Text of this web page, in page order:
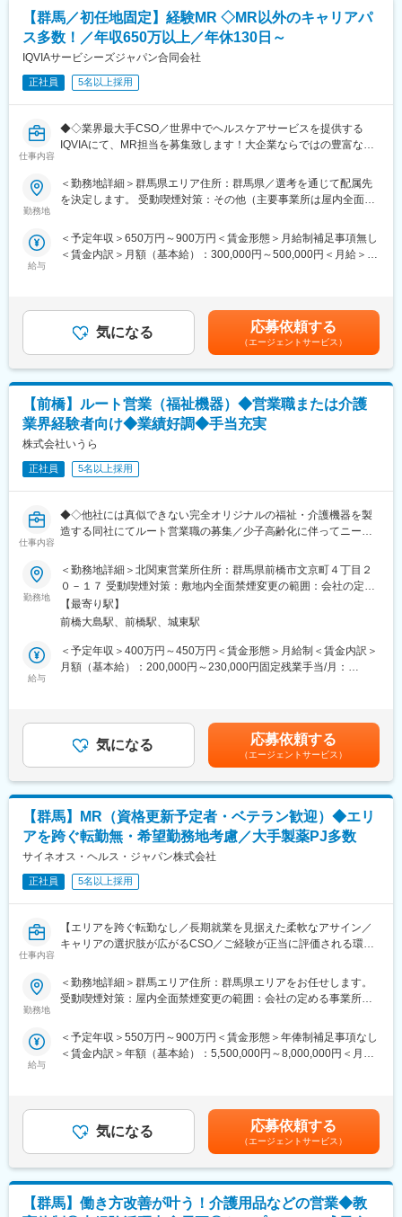
ご利用者様の“当たり前の日常”を守ります。
最初は必ず先輩が同行。
一人で任せることはありませんのでご安心ください。
残業はほぼないので、定時に帰ることが可能です。（残業時間月
30分程度）
■研修制度
・各事業所の座学・実技研修、年次に応じたフォローアップ研修
に加え、キャリア志向の社員に向けた管理職育成研修など多様な
・キャリアアップに必要な資格は1~3年目にかけて取得が可能で
す。
面的にバックアップいたします。
・3年目以降：介護福祉士取得。現場リーダーやサービス提供責任
者へ。
・5年目以降：計画作成担当やケアマネージャーなど、専門職とし
■1日のスケジュール（例）
8：00 事業所へ出勤、訪問先の確認と準備
9：00 A様宅 デイサービスの送り出し
10：30 B様宅 掃除・洗濯
12：00 お昼休憩（事業所内でも外でもOK）
13：30 C様宅 入浴介助
15：00 D様宅 排泄介助・掃除
16：00 E様宅 買い物代行
17：00 管理者へ1日の報告、帰宅
■当社について
年齢や経験は問わず興味を持っていただいた方とは全員と面接を
させていただいております。会社説明会を随時開催しております
【群馬／初任地固定】経験MR ◇MR以外のキャリアパ
ス多数！／年収650万以上／年休130日～
IQVIAサービシーズジャパン合同会社
正社員 5名以上採用
仕事内容
◆◇業界最大手CSO／世界中でヘルスケアサービスを提供する
IQVIAにて、MR担当を募集致します！大企業ならではの豊富なキ
【具体的な業務詳細】
いただきます。
・担当エリアの訪問医療施設のターゲティング、担当医療施設へ
・医療従事者向けの説明会の企画・実施、医師同士のコミュニケ
ーション推進のための研究会・勉強会の立ち上げ、講演会の企
画・運営 等
※勤務地については、選考内で希望を伺ったうえで決定します。
＼IQVIAでMRとして働く魅力／
（１）充実の待遇：同業他社の中でも平均給与の高さや非課税の
日当の支給の他、退職金や団体保険制度、単身赴任手当や月1回の
帰省交通費の支給など福利厚生が充実しており、長期就業される
社員が多いのも特徴です。
公募制度も充実しておりますので、IQVIAが展開している他の事業
部への異動も可能です。
事担当者などの管理部門など
（３）手厚い研修体制でスキルアップができます：製品研修、ス
キル研修、学術研修と、国内最大手だからこそ仕事に必要な知識
やスキルをしっかりと身に付けられる研修制度があります。MRと
してのスキルのみならず、データ分析、マーケティングなど多角
的にヘルスケアのプロフェッショナル人材を育成する研修制度を
整備しています。
プロモーションに携わり、市場を流通するほぼすべての医薬品に
関与しています
・日本においても業界トップシェアを誇り、常時100以上のPJが
変更の範囲：会社の定める業務
勤務地
＜勤務地詳細＞群馬県エリア住所：群馬県／選考を通じて配属先
を決定します。 受動喫煙対策：その他（主要事業所は屋内全面禁
給与
＜予定年収＞650万円～900万円＜賃金形態＞月給制補足事項無し
＜賃金内訳＞月額（基本給）：300,000円～500,000円＜月給＞
ジェクト稼働手当(35,000円)、外勤日当（1日1,500円／外勤3.5時
間以上）■変動賞与制（6月・12月・3月）※平均実績6ヶ月分■イン
センティブ：3月（対象者）賃金はあくまでも目安の金額であり、
選考を通じて上下する可能性があります。月給(月額)は固定手当を
含めた表記です。
気になる 応募依頼する
（エージェントサービス）
【前橋】ルート営業（福祉機器）◆営業職または介護
業界経験者向け◆業績好調◆手当充実
株式会社いうら
正社員 5名以上採用
仕事内容
◆◇他社には真似できない完全オリジナルの福祉・介護機器を製
造する同社にてルート営業職の募集／少子高齢化に伴ってニーズ
■業務内容【変更の範囲：なし】
当社の営業職として、車椅子やストレッチャー等福祉機器の営業
をお任せします。
顧客は福祉機器のレンタル会社や販売会社で既存の取引がある企
業に対しての営業活動です。
営業として顧客の要望をしっかりヒアリングすることがとても重
◎「ノルマ」ではなく「目標」を個人・チームで目指していただ
きます。個人プレーではなく、チームワークを大切にできる方に
ただきます。直行直帰可能、出張はほとんど御座いません。
＝求人のPOINT＝
【社会貢献性の高い商品】当社の商品は介護される方・介護する
方、双方にやさしいオリジナルの福祉機器です。（例：ご利用者
の方がお一人で乗りかえできる車椅子や、入浴介助が驚くほど簡
単操作で行える入浴リフト等）介護がずっと楽になり、より快適
で安心便利になる価値ある商材ですので、自信をもって提案がで
きます。
【仕事もプライベートも充実】残業は月25h程、平均有給取得日
【未経験の方も安心の研修体制】入社後は座学を含む2週間～数カ
月の研修をご準備しています。座学だけでなく製造部での研修も
配属後もOJTで先輩社員がサポートするので、安心して業務に取
り組むことができます。
高い技術力を誇っています。
他社には真似できない完全オリジナルの福祉・介護機器を製造し
・非接触で入浴介助ができる入力機器
・自宅の階段や段差で使用できる昇降機
・要介護者を背負ってトイレまでの移動をサポートする排泄サポ
勤務地
＜勤務地詳細＞北関東営業所住所：群馬県前橋市文京町４丁目２
０－１７ 受動喫煙対策：敷地内全面禁煙変更の範囲：会社の定め
る事業所
【最寄り駅】
前橋大島駅、前橋駅、城東駅
給与
＜予定年収＞400万円～450万円＜賃金形態＞月給制＜賃金内訳＞
月額（基本給）：200,000円～230,000円固定残業手当/月：
定年収は諸手当含む・予定年収は年齢・経験・能力等を考慮の上
決定・賞与あり（前年度実績：年2回、合計5.00ヶ月分） ・昇給
あり：1月あたり5.00%（前年度実績）・皆勤手当（7,000円）・
地域手当（扶養の有無により最大35,000円支給）賃金はあくまで
も目安の金額であり、選考を通じて上下する可能性があります。
月給(月額)は固定手当を含めた表記です。
気になる 応募依頼する
（エージェントサービス）
【群馬】MR（資格更新予定者・ベテラン歓迎）◆エリ
アを跨ぐ転勤無・希望勤務地考慮／大手製薬PJ多数
サイネオス・ヘルス・ジャパン株式会社
正社員 5名以上採用
仕事内容
【エリアを跨ぐ転勤なし／長期就業を見据えた柔軟なアサイン／
キャリアの選択肢が広がるCSO／ご経験が正当に評価される環
【はじめに】
～50代まで幅広く活躍しており、長期就業も叶う環境です。
医師、薬剤師に課題解決するための医薬品情報を提供、副作用情
報を収集を行っていただきます。
《具体的には...》
■新薬のプロモーション
■長期収載品の市場拡大
勤務地
＜勤務地詳細＞群馬エリア住所：群馬県エリアをお任せします。
受動喫煙対策：屋内全面禁煙変更の範囲：会社の定める事業所
給与
＜予定年収＞550万円～900万円＜賃金形態＞年俸制補足事項なし
＜賃金内訳＞年額（基本給）：5,500,000円～8,000,000円＜月額
度支給）※ただし支給条件有。賃金はあくまでも目安の金額であ
り、選考を通じて上下する可能性があります。月給(月額)は固定手
当を含めた表記です。
気になる 応募依頼する
（エージェントサービス）
【群馬】働き方改善が叶う！介護用品などの営業◆教